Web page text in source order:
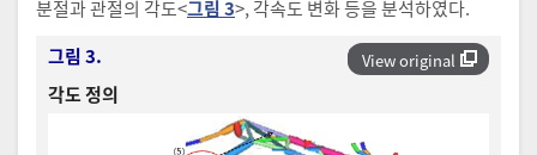
분절과 관절의 각도<그림 3>, 각속도 변화 등을 분석하였다.
View original
그림 3.
각도 정의